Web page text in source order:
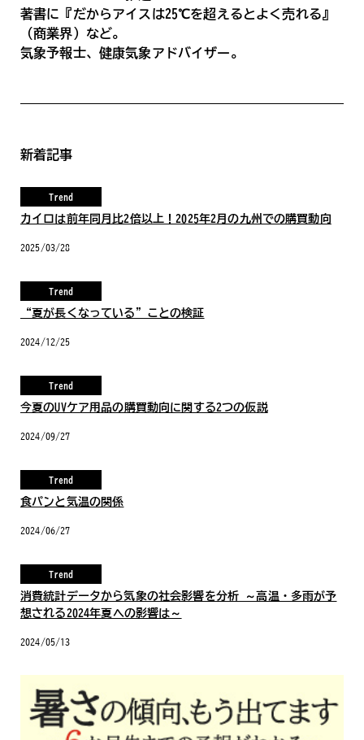
著書に『だからアイスは25℃を超えるとよく売れる』
（商業界）など。
気象予報士、健康気象アドバイザー。
新着記事
Trend
カイロは前年同月比2倍以上！2025年2月の九州での購買動向
2025/03/28
Trend
“夏が長くなっている”ことの検証
2024/12/25
Trend
今夏のUVケア用品の購買動向に関する2つの仮説
2024/09/27
Trend
食パンと気温の関係
2024/06/27
Trend
消費統計データから気象の社会影響を分析 ～高温・多雨が予
想される2024年夏への影響は～
2024/05/13